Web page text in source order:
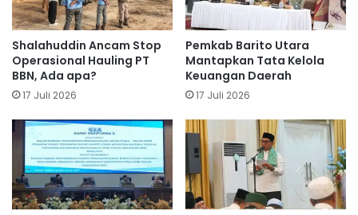
Shalahuddin Ancam Stop
Operasional Hauling PT
BBN, Ada apa?
17 Juli 2026
Pemkab Barito Utara
Mantapkan Tata Kelola
Keuangan Daerah
17 Juli 2026